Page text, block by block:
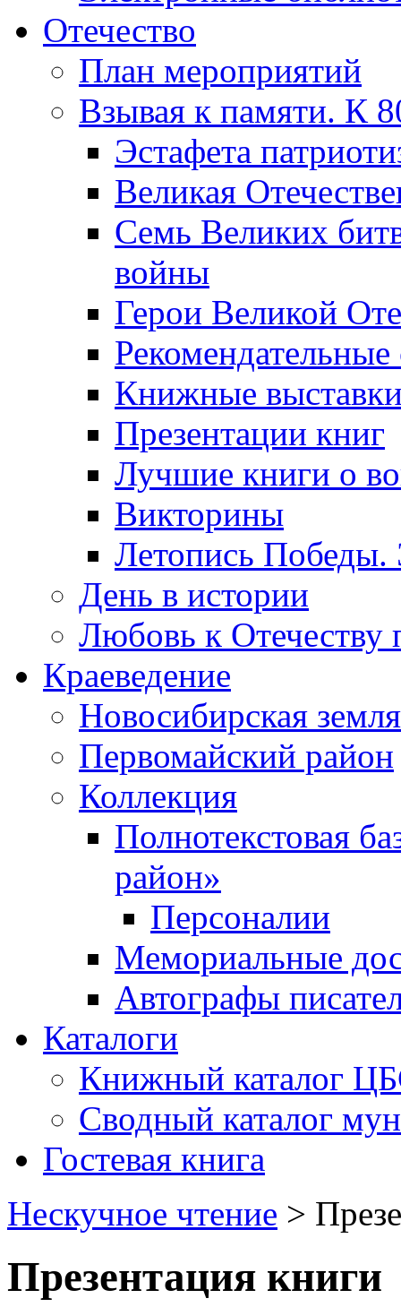
Отечество
План мероприятий
Взывая к памяти. К
Эcтафета
Великая
Семь Великих
войны
Герои Великой
Рекомендательные
Книжные
Презентации книг
Лучшие книги о
Викторины
Летопись Победы.
День в истории
Любовь к Отечеству
Краеведение
Новосибирская земля
Первомайский район
Коллекция
Полнотекстовая
район»
Персоналии
Мемориальные
Автографы
Каталоги
Книжный каталог
Сводный каталог
Гостевая книга
Нескучное чтение >
Презентация книги